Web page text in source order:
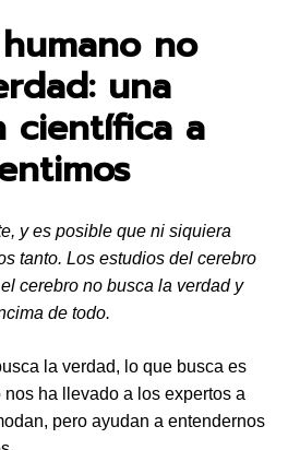
no
una
científica a
y es posible que ni siquiera
tanto. Los estudios del cerebro
cerebro no busca la verdad y
de todo.
la verdad, lo que busca es
ha llevado a los expertos a
pero ayudan a entendernos